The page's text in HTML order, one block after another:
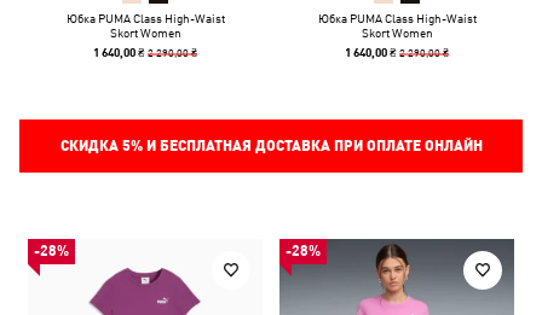
Юбка PUMA Class High-Waist
Skort Women
1 640,00 ₴2 290,00 ₴
Юбка PUMA Class High-Waist
Skort Women
1 640,00 ₴2 290,00 ₴
СКИДКА 5%И БЕСПЛАТНАЯ ДОСТАВКА ПРИ ОПЛАТЕ ОНЛАЙН
-28% -28%